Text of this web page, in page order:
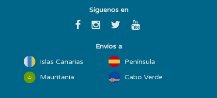
Síguenos en
Envíos a
Islas Canarias
Península
Mauritania
Cabo Verde